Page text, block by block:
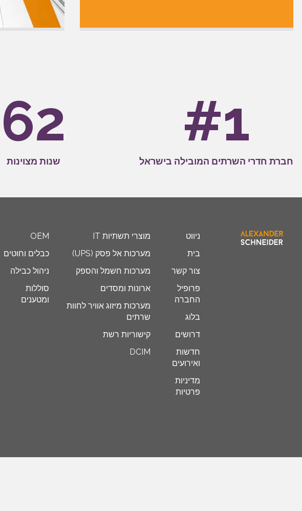
#1
חברת חדרי השרתים המובילה בישראל
62
שנות מצוינות
ניווט
בית
צור קשר
פרופיל
החברה
בלוג
דרושים
חדשות
ואירועים
מדיניות
פרטיות
מוצרי תשתיות IT
מערכות אל פסק (UPS)
מערכות חשמל והספק
ארונות ומסדים
מערכות מיזוג אוויר לחוות
שרתים
קישוריות רשת
DCIM
OEM
כבלים וחוטים
ניהול כבילה
סוללות
ומטענים